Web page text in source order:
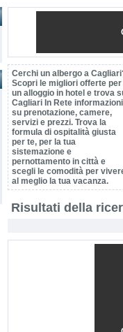
Cerchi un albergo a
Scopri le migliori offerte per
un alloggio in hotel e trova
Cagliari In Rete informazioni
su prenotazione, camere,
servizi e prezzi. Trova la
formula di ospitalità giusta
per te, per la tua
sistemazione e
pernottamento in città e
scegli le comodità per
al meglio la tua vacanza.
Risultati della